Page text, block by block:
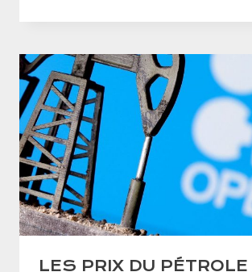
LES PRIX DU PÉTROLE